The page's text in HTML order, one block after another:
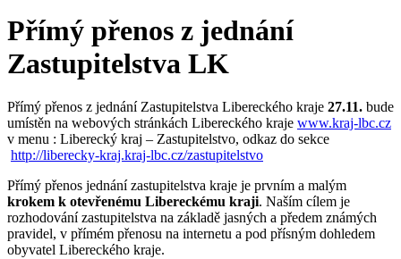
Přímý přenos z jednání
Zastupitelstva LK
Přímý přenos z jednání Zastupitelstva Libereckého kraje 27.11. bude
umístěn na webových stránkách Libereckého kraje www.kraj-lbc.cz
v menu : Liberecký kraj – Zastupitelstvo, odkaz do sekce
http://liberecky-kraj.kraj-lbc.cz/zastupitelstvo
Přímý přenos jednání zastupitelstva kraje je prvním a malým
krokem k otevřenému Libereckému kraji. Naším cílem je
rozhodování zastupitelstva na základě jasných a předem známých
pravidel, v přímém přenosu na internetu a pod přísným dohledem
obyvatel Libereckého kraje.